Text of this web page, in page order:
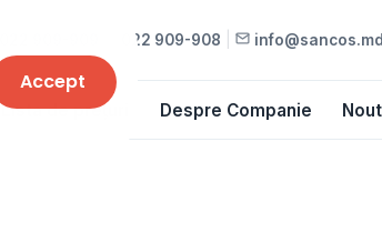
022 909-908 info@sancos.md
Lista de prețuri Despre Companie
Accept